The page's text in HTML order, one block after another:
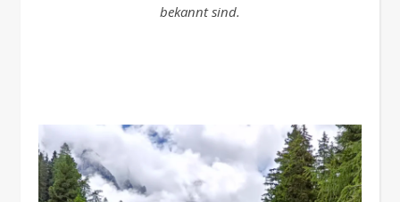
bekannt sind.